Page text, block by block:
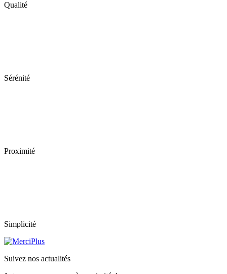
Qualité
Sérénité
Proximité
Simplicité
Suivez nos actualités